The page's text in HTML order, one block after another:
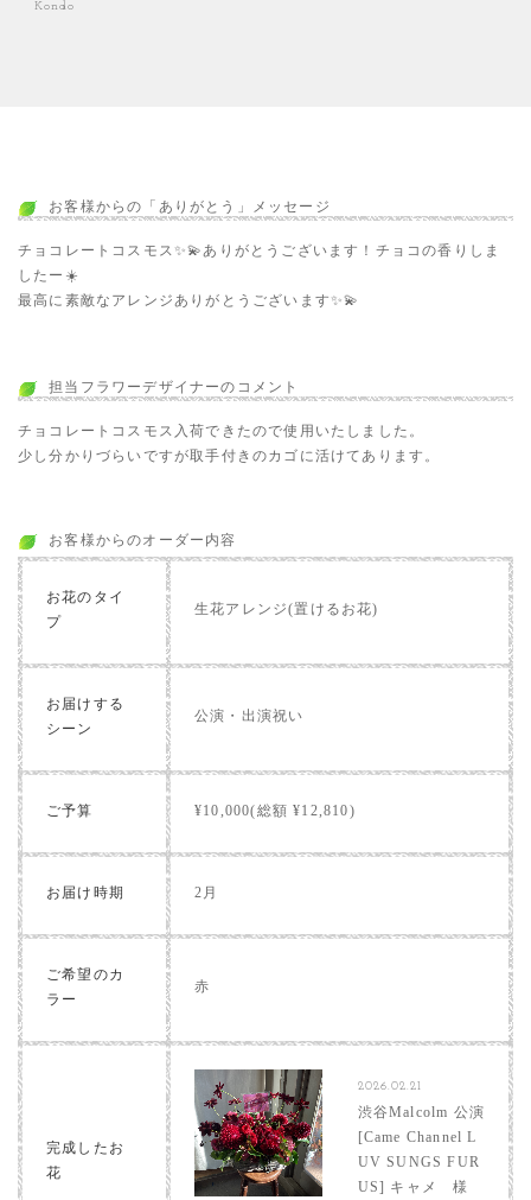
Kondo
お客様からの「ありがとう」メッセージ
チョコレートコスモス✨💫ありがとうございます！チョコの香りしま
したー☀️
最高に素敵なアレンジありがとうございます✨💫
担当フラワーデザイナーのコメント
チョコレートコスモス入荷できたので使用いたしました。
少し分かりづらいですが取手付きのカゴに活けてあります。
お客様からのオーダー内容
お花のタイ
プ
生花アレンジ(置けるお花)
お届けする
シーン
公演・出演祝い
ご予算 ¥10,000(総額 ¥12,810)
お届け時期 2月
ご希望のカ
ラー
赤
完成したお
花
2026.02.21
渋谷Malcolm 公演
[Came Channel L
UV SUNGS FUR
US] キャメ 様